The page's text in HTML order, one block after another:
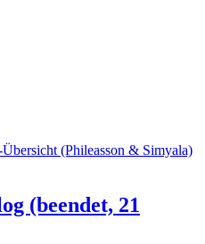
(Phileasson & Simyala)
(beendet, 21